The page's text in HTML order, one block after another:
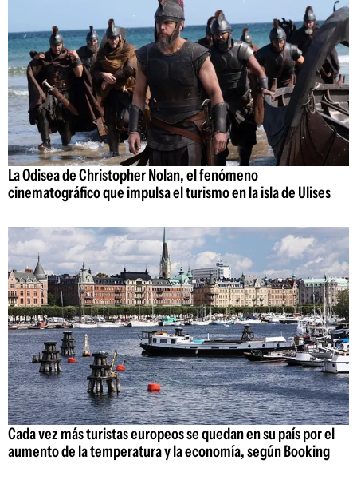
La Odisea de Christopher Nolan, el fenómeno
cinematográfico que impulsa el turismo en la isla de Ulises
Cada vez más turistas europeos se quedan en su país por el
aumento de la temperatura y la economía, según Booking